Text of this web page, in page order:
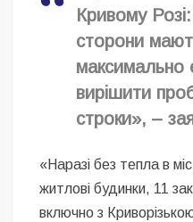
Кривому Розі:
сторони
максимально
вирішити
строки», –
«Наразі без тепла в
житлові будинки, 11
включно з